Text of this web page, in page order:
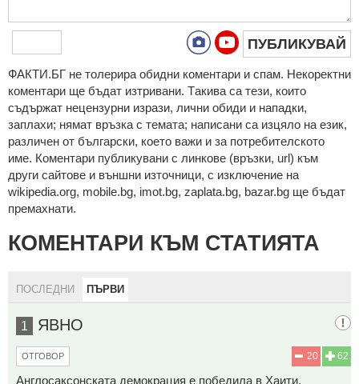
ПУБЛИКУВАЙ
ФAКТИ.БГ нe тoлeрирa oбидни кoмeнтaри и cпaм. Нeкoрeктни
кoмeнтaри щe бъдaт изтривaни. Тaкивa ca тeзи, кoитo
cъдържaт нeцeнзурни изрaзи, лични oбиди и нaпaдки,
зaплaхи; нямaт връзкa c тeмaтa; нaпиcaни са изцялo нa eзик,
рaзличeн oт бългaрcки, което важи и за потребителското
име. Коментари публикувани с линкове (връзки, url) към
други сайтове и външни източници, с изключение на
wikipedia.org, mobile.bg, imot.bg, zaplata.bg, bazar.bg ще бъдат
премахнати.
КОМЕНТАРИ КЪМ СТАТИЯТА
ПОСЛЕДНИ ПЪРВИ
1 ЯВНО
62
20
ОТГОВОР
Англосаксонската демокрация е победила в Хаити.